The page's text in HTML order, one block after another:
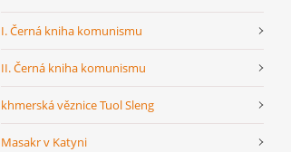
I. Černá kniha komunismu
II. Černá kniha komunismu
khmerská věznice Tuol Sleng
Masakr v Katyni